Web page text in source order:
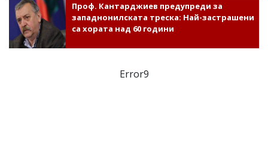
Проф. Кантарджиев предупреди за
западнонилската треска: Най-застрашени
са хората над 60 години
Error9